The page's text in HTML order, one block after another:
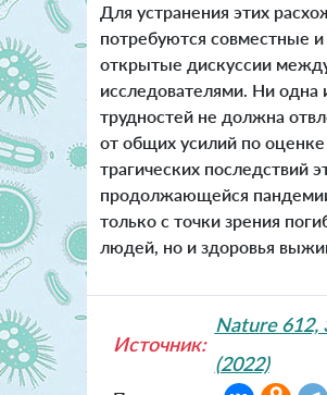
Для устранения этих
потребуются совместные и
открытые дискуссии
исследователями. Ни одна
трудностей не должна
от общих усилий по оценке
трагических последствий
продолжающейся
только с точки зрения
людей, но и здоровья
Источник:
Nature 612,
(2022)